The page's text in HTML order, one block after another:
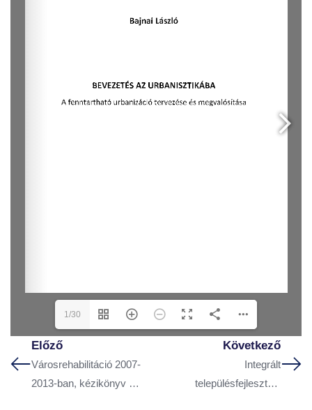
1/30
Előző
Városrehabilitáció 2007-
2013-ban, kézikönyv a
Következő
Integrált
településfejlesztési